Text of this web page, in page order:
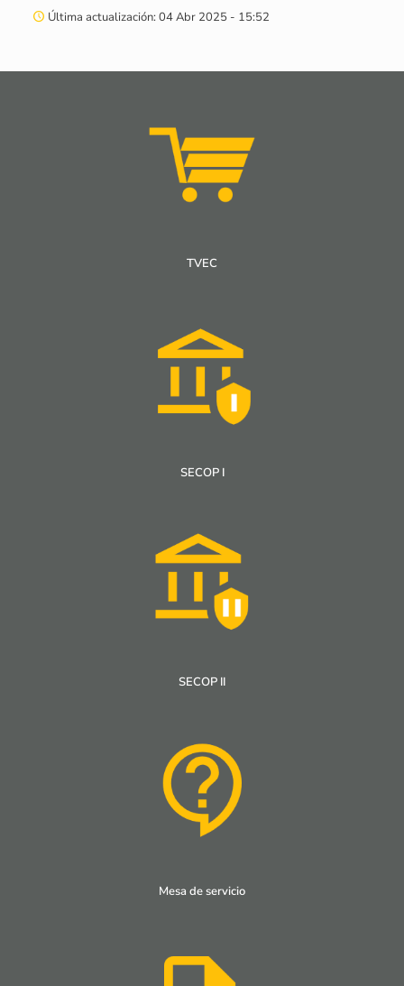
Matriz PEI v4 May 2025
Versiones Plan Estratégico Institucional 2023 – 2026
Matriz PEI v3 Mar 2025
Última actualización: 04 Abr 2025 - 15:52
TVEC
SECOP I
SECOP II
Mesa de servicio